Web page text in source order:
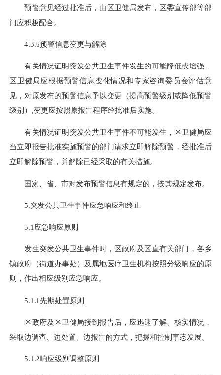
预警意见经过批准后，由区卫健局发布，区委宣传部等部
门应积极配合。
4.3.6预警信息变更与解除
有关情况证明突发公共卫生事件发生的可能降低或增强，
区卫健局应根据预警信息变化情况和专家咨询委员会评估意
见，对原发布的预警信息予以变更（提高预警级别或降低预警
级别） ,变更应按照原报告程序经批准后实施。
有关情况证明突发公共卫生事件不可能发生，区卫健局应
当立即报告批准实施预警的部门请求立即解除预警，经批准后
立即解除预警，并解除已经采取的有关措施。
国家、省、市对发布预警信息有规定的，按其规定发布。
5.突发公共卫生事件应急响应和终止
5.1应急响应原则
发生突发公共卫生事件时，区政府及区直有关部门，各乡
镇政府（街道办事处）及属地医疗卫生机构按照分级响应的原
则，作出相应级别应急响应。
5.1.1先期处置原则
区政府及区卫健局接到报告后，应迅速了解、核实情况，
采取边调查、边处置、边报告的方式，把握和控制事态发展。
5.1.2响应级别调整原则